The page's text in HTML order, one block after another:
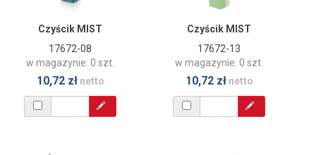
Czyścik MIST
17672-08
w magazynie: 0 szt.
10,72 złnetto
Czyścik MIST
17672-13
w magazynie: 0 szt.
10,72 złnetto